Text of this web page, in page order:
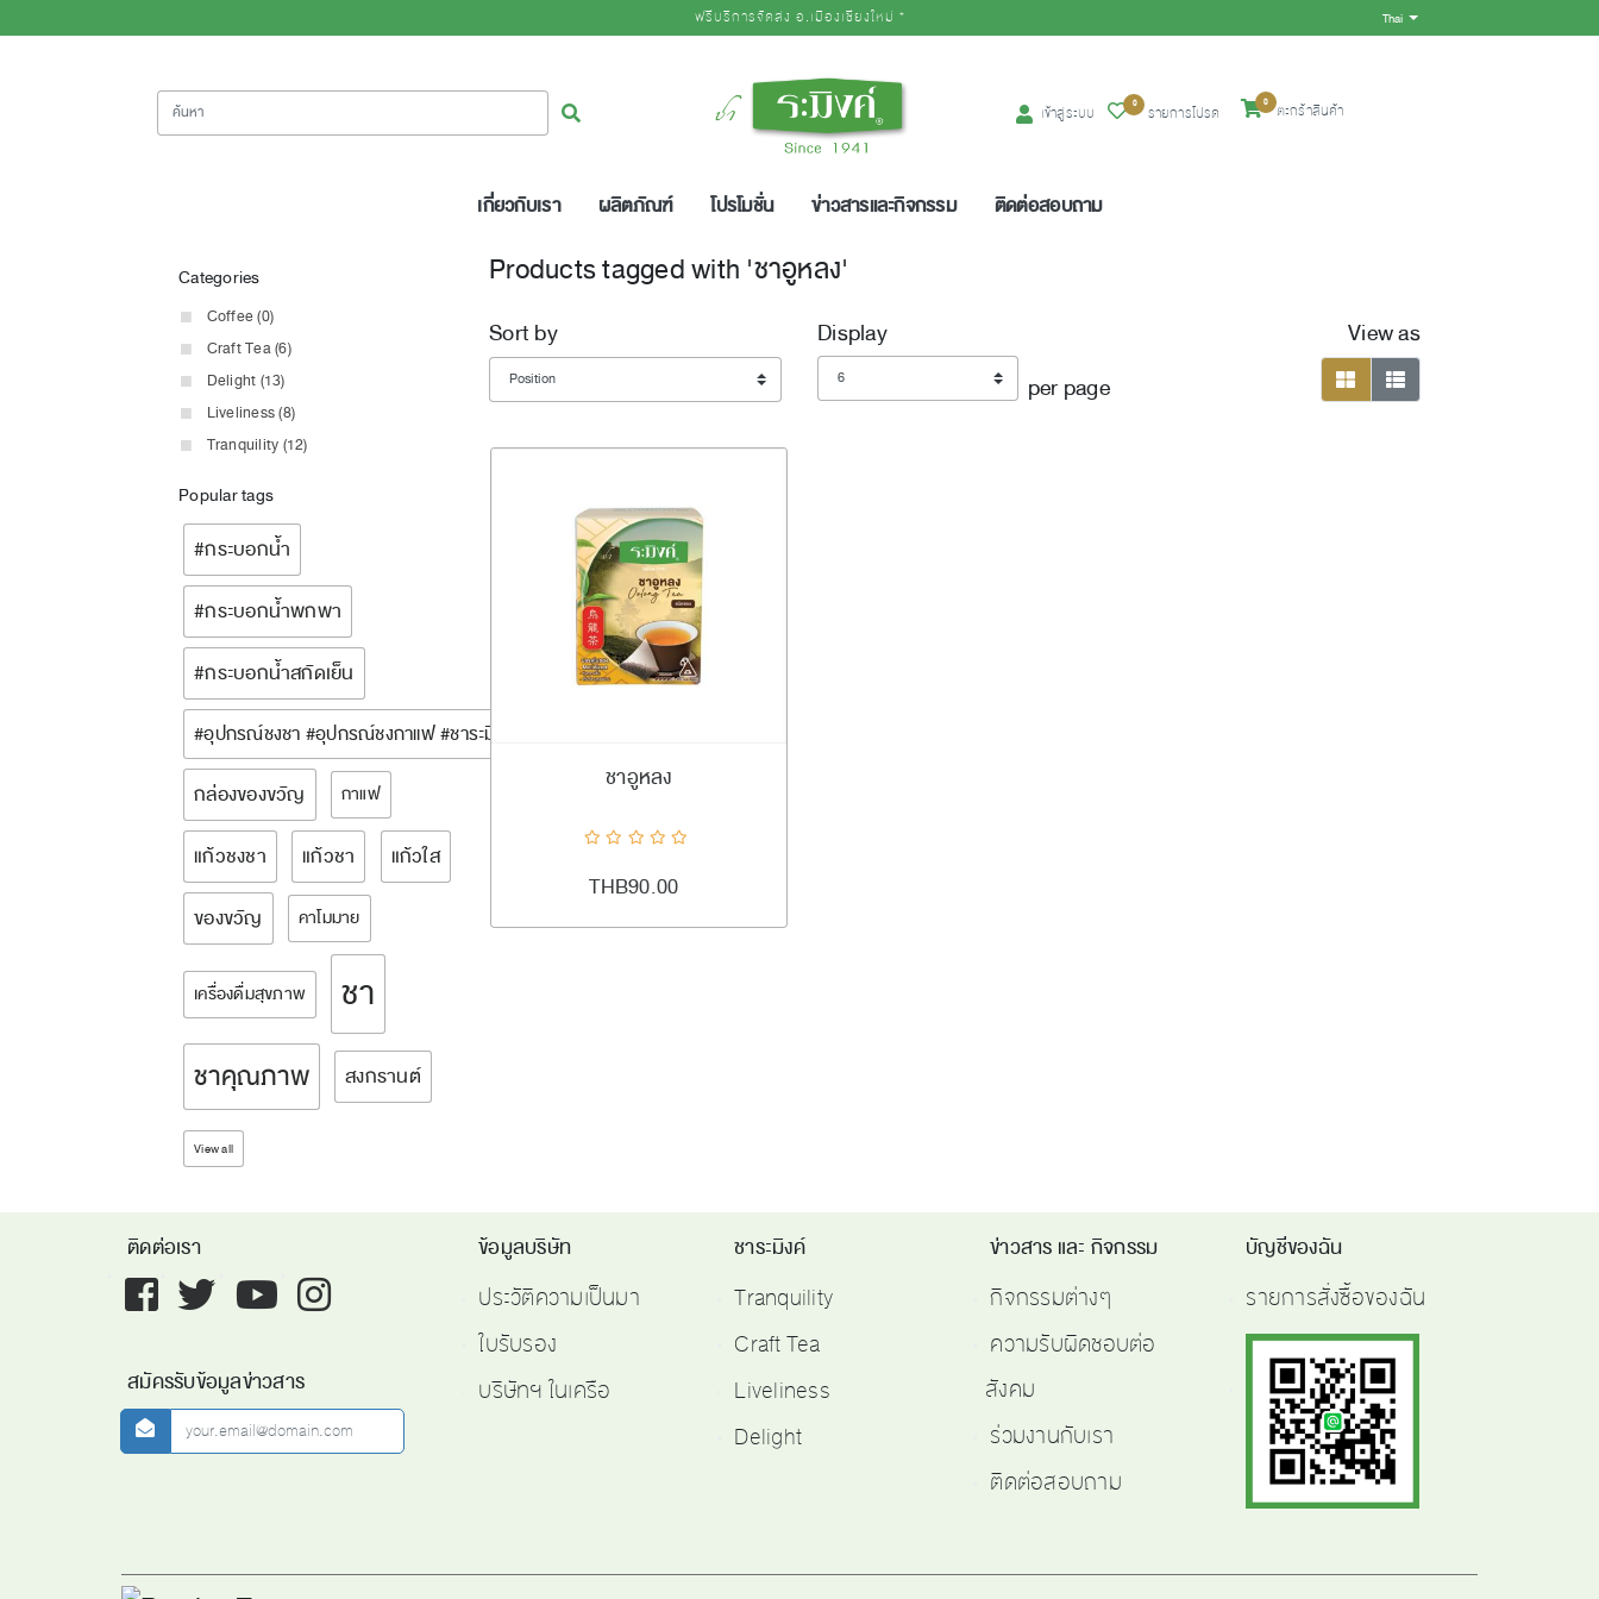
ฟรีบริการจัดส่ง อ.เมืองเชียงใหม่ * Thai
Toggle Dropdown
ค้นหา ค้นหา เข้าสู่ระบบ รายการโปรด
0 ตะกร้าสินค้า
0
เกี่ยวกับเรา ผลิตภัณฑ์ โปรโมชั่น ข่าวสารและกิจกรรม ติดต่อสอบถาม
Categories
Coffee (0)
Craft Tea (6)
Delight (13)
Liveliness (8)
Tranquility (12)
Popular tags
#กระบอกน้ำ
#กระบอกน้ำพกพา
#กระบอกน้ำสกัดเย็น
#อุปกรณ์ชงชา #อุปกรณ์ชงกาแฟ #ชาระมิงค์ #ramingtea
กล่องของขวัญ กาแฟ
แก้วชงชา แก้วชา
แก้วใส
ของขวัญ
คาโมมาย
เครื่องดื่มสุขภาพ ชา
ชาคุณภาพ สงกรานต์
View all
Products tagged with 'ชาอูหลง'
Sort by
Display
Display
per page
View as
viewmode gridviewmode list
ADDTOCART Quick View
ชาอูหลง
THB90.00
ติดต่อเรา
Facebook twitter youtube instagram
สมัครรับข้อมูลข่าวสาร
newsletter
ข้อมูลบริษัท
ประวัติความเป็นมา
ใบรับรอง
บริษัทฯ ในเครือ
ชาระมิงค์
Tranquility
Craft Tea
Liveliness
Delight
ข่าวสาร และ กิจกรรม
กิจกรรมต่างๆ
ความรับผิดชอบต่อ
สังคม
ร่วมงานกับเรา
ติดต่อสอบถาม
บัญชีของฉัน
รายการสั่งซื้อของฉัน